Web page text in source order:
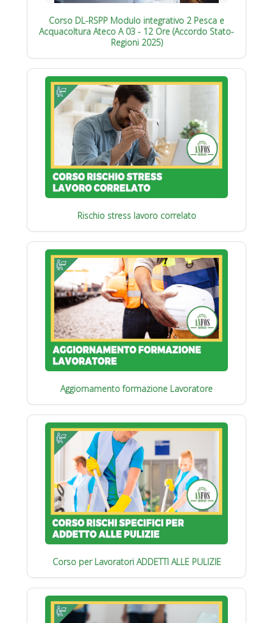
Corso DL-RSPP Modulo integrativo 2 Pesca e
Acquacoltura Ateco A 03 - 12 Ore (Accordo Stato-
Regioni 2025)
Rischio stress lavoro correlato
Aggiornamento formazione Lavoratore
Corso per Lavoratori ADDETTI ALLE PULIZIE